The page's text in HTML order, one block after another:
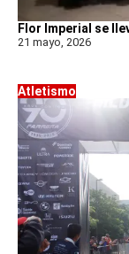
Flor Imperial se
21 mayo, 2026
Atletismo